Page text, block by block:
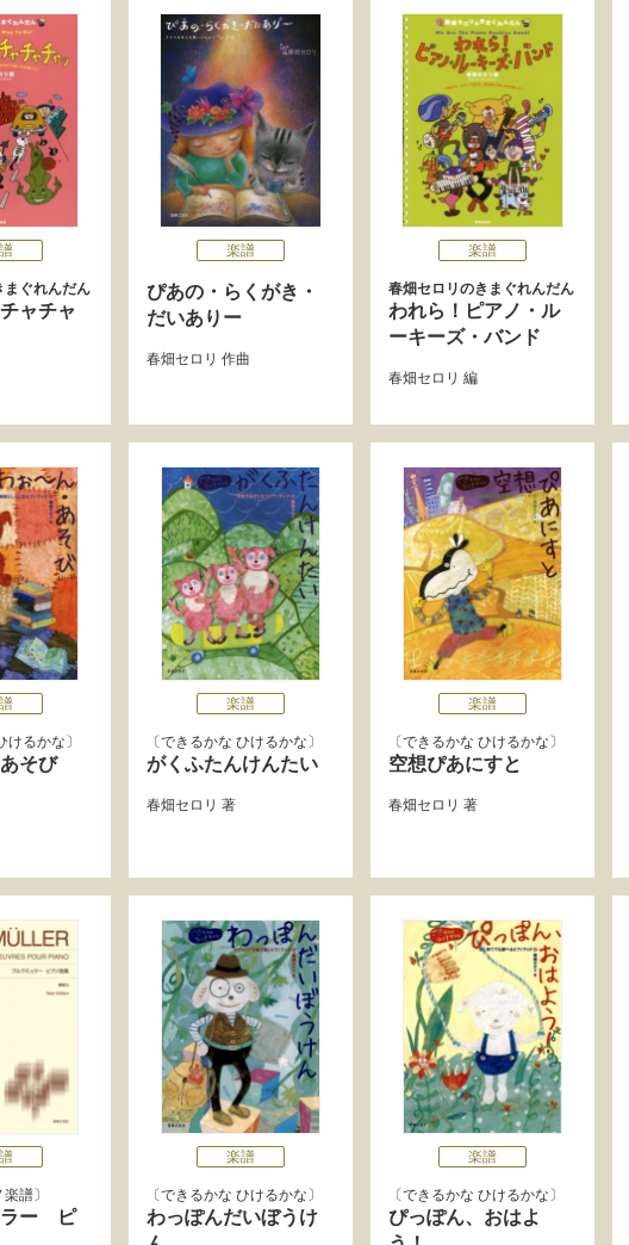
まぐれんだん
ャチャ
楽譜
ぴあの・らくがき・
だいありー
春畑セロリ 作曲
楽譜
春畑セロリのきまぐれんだん
われら！ピアノ・ル
ーキーズ・バンド
春畑セロリ 編
けるかな
そび
楽譜
できるかな ひけるかな
がくふたんけんたい
春畑セロリ 著
楽譜
できるかな ひけるかな
空想ぴあにすと
春畑セロリ 著
楽譜
ラー ピ
楽譜
できるかな ひけるかな
わっぽんだいぼうけ
楽譜
できるかな ひけるかな
ぴっぽん、おはよ